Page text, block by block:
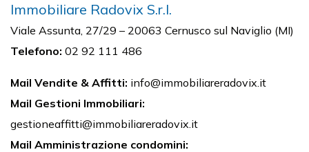
Immobiliare Radovix S.r.l.
Viale Assunta, 27/29 – 20063 Cernusco sul Naviglio (MI)
Telefono: 02 92 111 486
Mail Vendite & Affitti: info@immobiliareradovix.it
Mail Gestioni Immobiliari:
gestioneaffitti@immobiliareradovix.it
Mail Amministrazione condomini: